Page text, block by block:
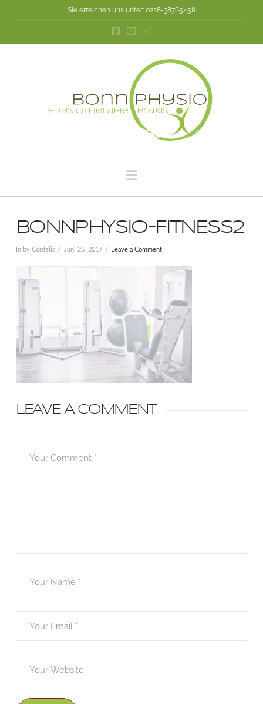
Sie erreichen uns unter: 0228-38765458
Navigation
BONNPHYSIO-FITNESS2
In by Cordelia Juni 25, 2017 Leave a Comment
LEAVE A COMMENT